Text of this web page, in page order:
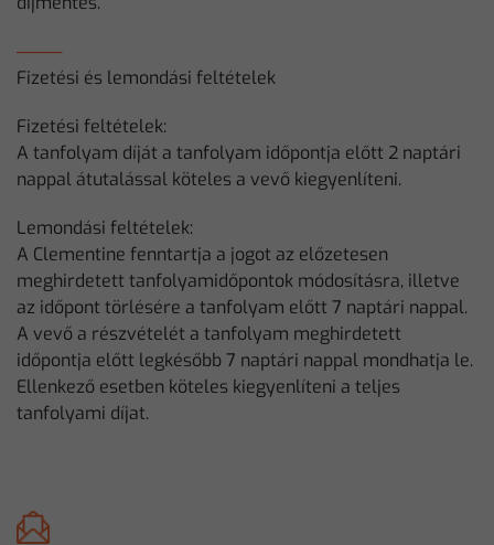
Fizetési és lemondási feltételek
Fizetési feltételek:
A tanfolyam díját a tanfolyam időpontja előtt 2 naptári
nappal átutalással köteles a vevő kiegyenlíteni.
Lemondási feltételek:
A Clementine fenntartja a jogot az előzetesen
meghirdetett tanfolyamidőpontok módosításra, illetve
az időpont törlésére a tanfolyam előtt 7 naptári nappal.
A vevő a részvételét a tanfolyam meghirdetett
időpontja előtt legkésőbb 7 naptári nappal mondhatja le.
Ellenkező esetben köteles kiegyenlíteni a teljes
tanfolyami díjat.